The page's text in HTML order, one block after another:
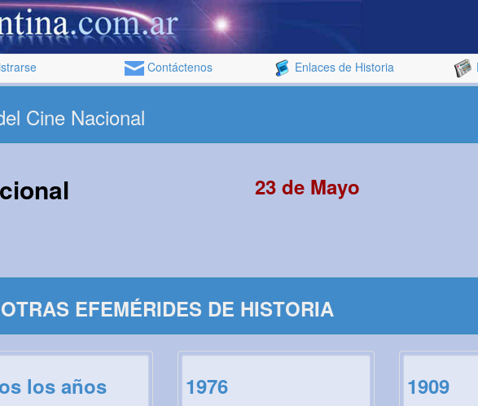
Contáctenos Enlaces de Historia
Cine Nacional
23 de Mayo
OTRAS EFEMÉRIDES DE HISTORIA
los años 1976 1909